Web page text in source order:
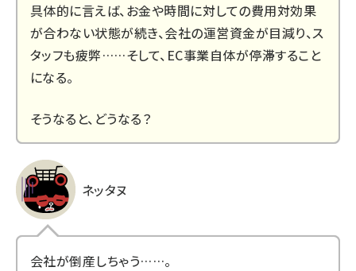
具体的に言えば、お金や時間に対しての費用対効果
が合わない状態が続き、会社の運営資金が目減り、ス
タッフも疲弊……そして、EC事業自体が停滞すること
になる。
そうなると、どうなる？
ネッタヌ
会社が倒産しちゃう……。